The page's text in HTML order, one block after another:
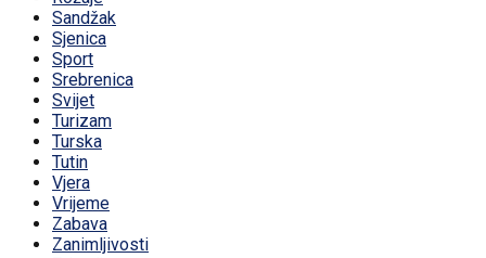
Sandžak
Sjenica
Sport
Srebrenica
Svijet
Turizam
Turska
Tutin
Vjera
Vrijeme
Zabava
Zanimljivosti